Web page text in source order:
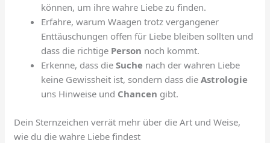
können, um ihre wahre Liebe zu finden.
Erfahre, warum Waagen trotz vergangener
Enttäuschungen offen für Liebe bleiben sollten und
dass die richtige Person noch kommt.
Erkenne, dass dieSuche nach der wahren Liebe
keine Gewissheit ist, sondern dass dieAstrologie
uns Hinweise und Chancen gibt.
Dein Sternzeichen verrät mehr über die Art und Weise,
wie du die wahre Liebe findest